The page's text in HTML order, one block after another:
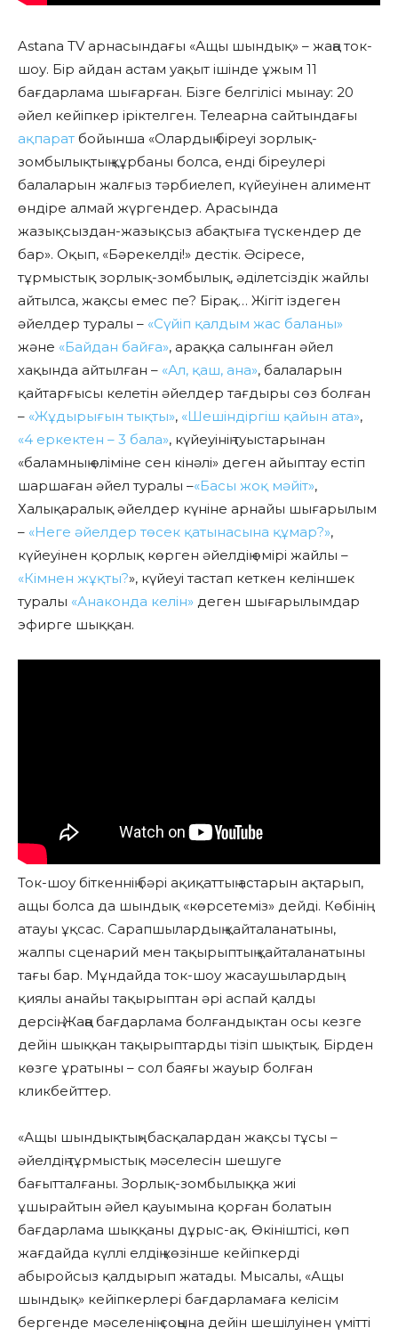
Astana TV арнасындағы «Ащы шындық» – жаңа ток-
шоу. Бір айдан астам уақыт ішінде ұжым 11
бағдарлама шығарған. Бізге белгілісі мынау: 20
әйел кейіпкер іріктелген. Телеарна сайтындағы
ақпарат бойынша «Олардың біреуі зорлық-
зомбылықтың құрбаны болса, енді біреулері
балаларын жалғыз тәрбиелеп, күйеуінен алимент
өндіре алмай жүргендер. Арасында
жазықсыздан-жазықсыз абақтыға түскендер де
бар». Оқып, «Бәрекелді!» дестік. Әсіресе,
тұрмыстық зорлық-зомбылық, әділетсіздік жайлы
айтылса, жақсы емес пе? Бірақ… Жігіт іздеген
әйелдер туралы – «Сүйіп қалдым жас баланы»
және «Байдан байға», араққа салынған әйел
хақында айтылған – «Ал, қаш, ана», балаларын
қайтарғысы келетін әйелдер тағдыры сөз болған
– «Жұдырығын тықты», «Шешіндіргіш қайын ата»,
«4 еркектен – 3 бала», күйеуінің туыстарынан
«баламның өліміне сен кінәлі» деген айыптау естіп
шаршаған әйел туралы –«Басы жоқ мәйіт»,
Халықаралық әйелдер күніне арнайы шығарылым
– «Неге әйелдер төсек қатынасына құмар?»,
күйеуінен қорлық көрген әйелдің өмірі жайлы –
«Кімнен жұқты?», күйеуі тастап кеткен келіншек
туралы «Анаконда келін» деген шығарылымдар
эфирге шыққан.
Ток-шоу біткеннің бәрі ақиқаттың астарын ақтарып,
ащы болса да шындық «көрсетеміз» дейді. Көбінің
атауы ұқсас. Сарапшылардың қайталанатыны,
жалпы сценарий мен тақырыптың қайталанатыны
тағы бар. Мұндайда ток-шоу жасаушылардың
қиялы анайы тақырыптан әрі аспай қалды
дерсің. Жаңа бағдарлама болғандықтан осы кезге
дейін шыққан тақырыптарды тізіп шықтық. Бірден
көзге ұратыны – сол баяғы жауыр болған
кликбейттер.
«Ащы шындықтың» басқалардан жақсы тұсы –
әйелдің тұрмыстық мәселесін шешуге
бағытталғаны. Зорлық-зомбылыққа жиі
ұшырайтын әйел қауымына қорған болатын
бағдарлама шыққаны дұрыс-ақ. Өкініштісі, көп
жағдайда күллі елдің көзінше кейіпкерді
абыройсыз қалдырып жатады. Мысалы, «Ащы
шындық» кейіпкерлері бағдарламаға келісім
бергенде мәселенің соңына дейін шешілуінен үмітті